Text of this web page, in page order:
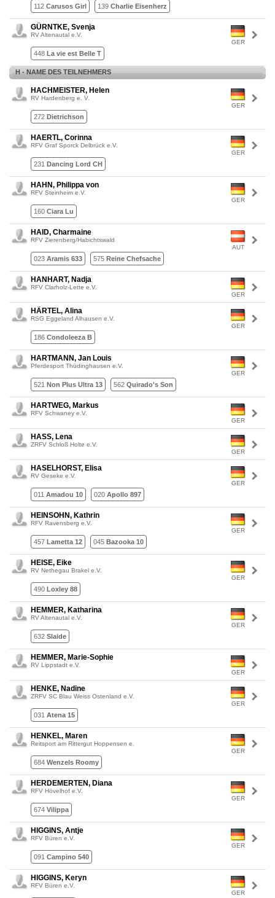
112 Carusos Girl 139 Charlie Eisenherz
GER
GÜRNTKE, Svenja
RV Altenautal e.V.
448 La vie est Belle T
H - NAME DES TEILNEHMERS
GER
HACHMEISTER, Helen
RV Hardenberg e. V.
272 Dietrichson
GER
HAERTL, Corinna
RFV Graf Sporck Delbrück e.V.
231 Dancing Lord CH
GER
HAHN, Philippa von
RFV Steinheim e.V.
160 Ciara Lu
AUT
HAID, Charmaine
RFV Zierenberg/Habichtswald
023 Aramis 633 575 Reine Chefsache
GER
HANHART, Nadja
RFV Clarholz-Lette e.V.
GER
HÄRTEL, Alina
RSG Eggeland Alhausen e.V.
186 Condoleeza B
GER
HARTMANN, Jan Louis
Pferdesport Thüdinghausen e.V.
521 Non Plus Ultra 13 562 Quirado's Son
GER
HARTWEG, Markus
RFV Schwaney e.V.
GER
HASS, Lena
ZRFV Schloß Holte e.V.
GER
HASELHORST, Elisa
RV Geseke e.V.
011 Amadou 10 020 Apollo 897
GER
HEINSOHN, Kathrin
RFV Ravensberg e.V.
457 Lametta 12 045 Bazooka 10
GER
HEISE, Eike
RV Nethegau Brakel e.V.
490 Loxley 88
GER
HEMMER, Katharina
RV Altenautal e.V.
632 Slaide
GER
HEMMER, Marie-Sophie
RV Lippstadt e.V.
GER
HENKE, Nadine
ZRFV SC Blau Weiss Ostenland e.V.
031 Atena 15
GER
HENKEL, Maren
Reitsport am Rittergut Hoppensen e.
684 Wenzels Roomy
GER
HERDEMERTEN, Diana
RFV Hövelhof e.V.
674 Vilippa
GER
HIGGINS, Antje
RFV Büren e.V.
091 Campino 540
GER
HIGGINS, Keryn
RFV Büren e.V.